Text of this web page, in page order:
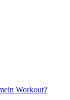
Workout?